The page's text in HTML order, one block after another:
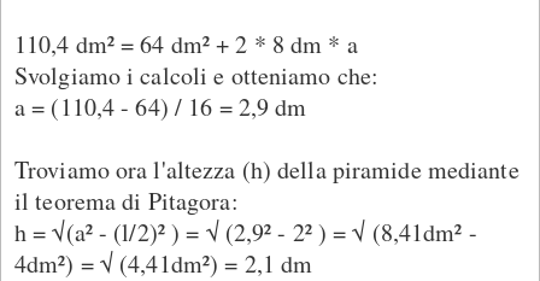
110,4 dm² = 64 dm² + 2 * 8 dm * a
Svolgiamo i calcoli e otteniamo che:
a = (110,4 - 64) / 16 = 2,9 dm
Troviamo ora l'altezza (h) della piramide mediante
il teorema di Pitagora:
h = √(a² - (l/2)² ) = √ (2,9² - 2² ) = √ (8,41dm² -
4dm²) = √ (4,41dm²) = 2,1 dm